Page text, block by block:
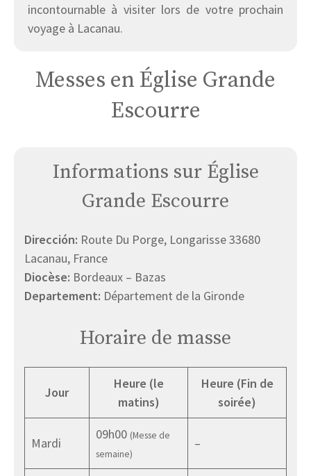
incontournable à visiter lors de votre prochain
voyage à Lacanau.
Messes en Église Grande
Escourre
Informations sur Église
Grande Escourre
Dirección: Route Du Porge, Longarisse 33680
Lacanau, France
Diocèse: Bordeaux – Bazas
Departement: Département de la Gironde
Horaire de masse
Jour
Heure (le
matins)
Heure (Fin de
soirée)
Mardi
09h00 (Messe de
semaine)
–